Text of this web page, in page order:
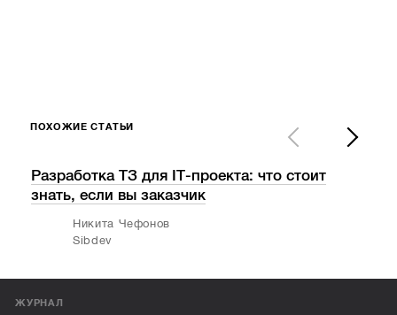
ПОХОЖИЕ СТАТЬИ
Разработка ТЗ для IT-проекта: что стоит
знать, если вы заказчик
Никита Чефонов
Sibdev
ЖУРНАЛ